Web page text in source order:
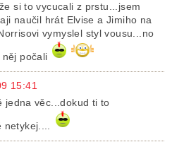
si to vycucali z prstu...jsem
naučil hrát Elvise a Jimiho na
vymyslel styl vousu...no
počali
15:41
jedna věc...dokud ti to
netykej....